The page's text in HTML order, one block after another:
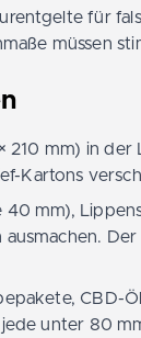
für
müssen
mm) in
Kartons
mm),
unter 80